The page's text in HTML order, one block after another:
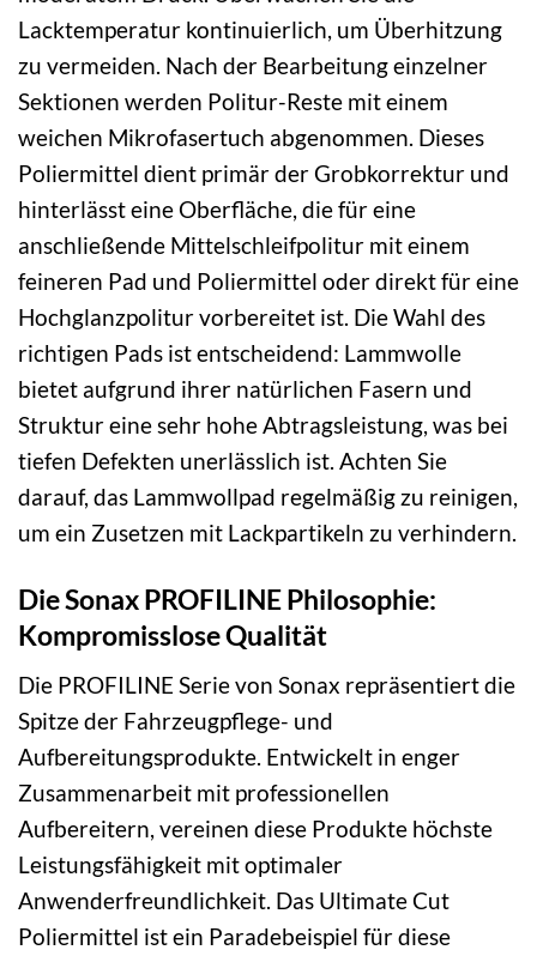
Lacktemperatur kontinuierlich, um Überhitzung
zu vermeiden. Nach der Bearbeitung einzelner
Sektionen werden Politur-Reste mit einem
weichen Mikrofasertuch abgenommen. Dieses
Poliermittel dient primär der Grobkorrektur und
hinterlässt eine Oberfläche, die für eine
anschließende Mittelschleifpolitur mit einem
feineren Pad und Poliermittel oder direkt für eine
Hochglanzpolitur vorbereitet ist. Die Wahl des
richtigen Pads ist entscheidend: Lammwolle
bietet aufgrund ihrer natürlichen Fasern und
Struktur eine sehr hohe Abtragsleistung, was bei
tiefen Defekten unerlässlich ist. Achten Sie
darauf, das Lammwollpad regelmäßig zu reinigen,
um ein Zusetzen mit Lackpartikeln zu verhindern.
Die Sonax PROFILINE Philosophie:
Kompromisslose Qualität
Die PROFILINE Serie von Sonax repräsentiert die
Spitze der Fahrzeugpflege- und
Aufbereitungsprodukte. Entwickelt in enger
Zusammenarbeit mit professionellen
Aufbereitern, vereinen diese Produkte höchste
Leistungsfähigkeit mit optimaler
Anwenderfreundlichkeit. Das Ultimate Cut
Poliermittel ist ein Paradebeispiel für diese